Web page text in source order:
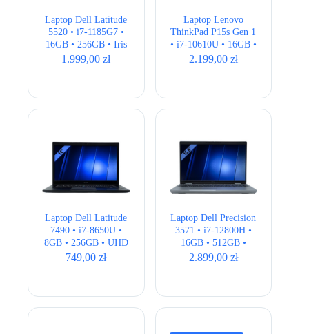
Laptop Dell Latitude
5520 • i7-1185G7 •
16GB • 256GB • Iris
Xe • 15,6″ Full HD
1.999,00zł
Laptop Lenovo
ThinkPad P15s Gen 1
• i7-10610U • 16GB •
512GB • Quadro
2.199,00 zł
Laptop Dell Latitude
7490 • i7-8650U •
8GB • 256GB • UHD
620 • 14.1″ Full HD •
749,00zł
Laptop Dell Precision
3571 • i7-12800H •
16GB • 512GB •
T600 4GB • 15,6″
2.899,00 zł